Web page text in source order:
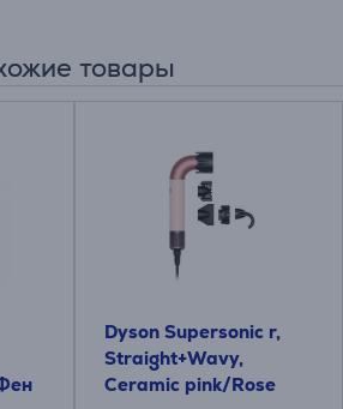
товары
Dyson Supersonic r,
Straight+Wavy,
Ceramic pink/Rose